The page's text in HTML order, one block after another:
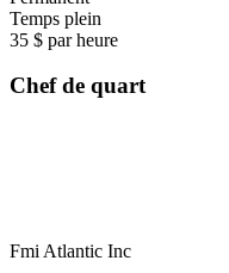
Temps plein
35 $ par heure
Chef de quart
Fmi Atlantic Inc